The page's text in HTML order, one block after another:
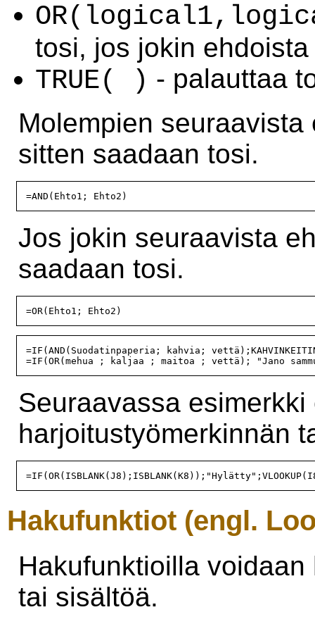
tosi, jos jokin
TRUE( ) - palauttaa
Molempien
sitten saadaan tosi.
Jos jokin seuraavista
saadaan tosi.
=IF(AND(Suodatinpaperia; kahvia;
Seuraavassa
harjoitustyömerkinnän
Hakufunktiot (engl.
Hakufunktioilla
tai sisältöä.